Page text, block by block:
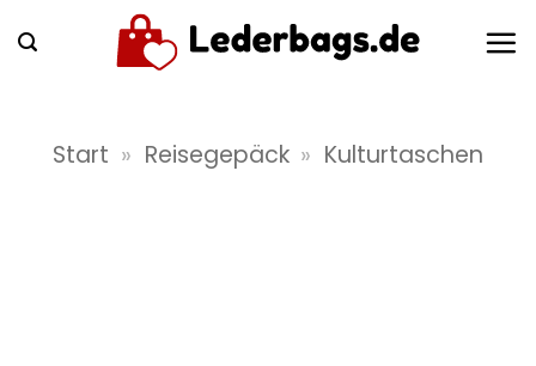
Inhalt
Start » Reisegepäck » Kulturtaschen